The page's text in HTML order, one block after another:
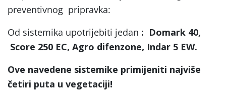
preventivnog pripravka:
Od sistemika upotrijebiti jedan : Domark 40,
Score 250 EC, Agro difenzone, Indar 5 EW.
Ove navedene sistemike primijeniti najviše
četiri puta u vegetaciji!